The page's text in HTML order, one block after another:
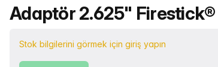
Ürün adı
Adaptör 2.625" Firestick®
Stok bilgilerini görmek için giriş yapın